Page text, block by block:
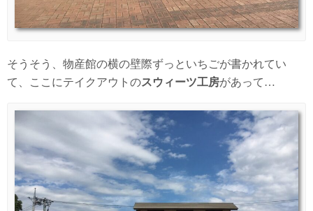
そうそう、物産館の横の壁際ずっといちごが書かれてい
て、ここにテイクアウトのスウィーツ工房があって…